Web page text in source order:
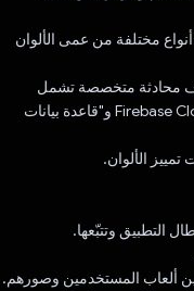
مختلفة من عمى الألوان
محادثة متخصصة تشمل
الميزات فلترة المحتوى من خلال Firebase Cloud Functions و"قاعدة بيانات